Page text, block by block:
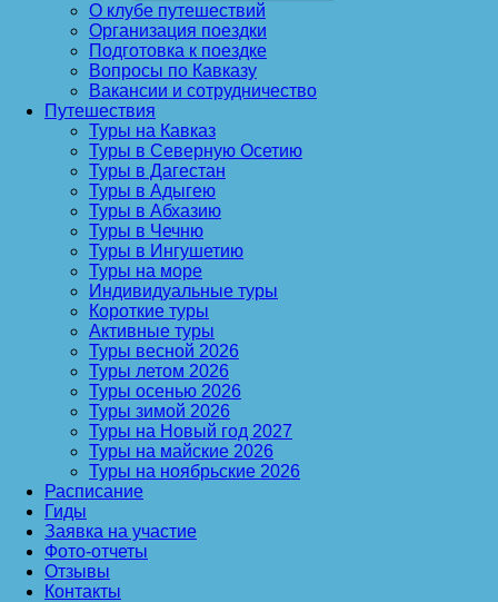
О клубе путешествий
Организация поездки
Подготовка к поездке
Вопросы по Кавказу
Вакансии и сотрудничество
Путешествия
Туры на Кавказ
Туры в Северную Осетию
Туры в Дагестан
Туры в Адыгею
Туры в Абхазию
Туры в Чечню
Туры в Ингушетию
Туры на море
Индивидуальные туры
Короткие туры
Активные туры
Туры весной 2026
Туры летом 2026
Туры осенью 2026
Туры зимой 2026
Туры на Новый год 2027
Туры на майские 2026
Туры на ноябрьские 2026
Расписание
Гиды
Заявка на участие
Фото-отчеты
Отзывы
Контакты